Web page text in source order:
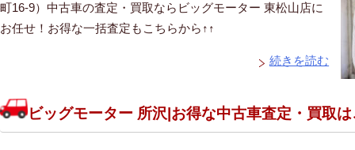
町16-9）中古車の査定・買取ならビッグモーター 東松山店に
お任せ！お得な一括査定もこちらから↑↑
続きを読む
ビッグモーター 所沢|お得な中古車査定・買取